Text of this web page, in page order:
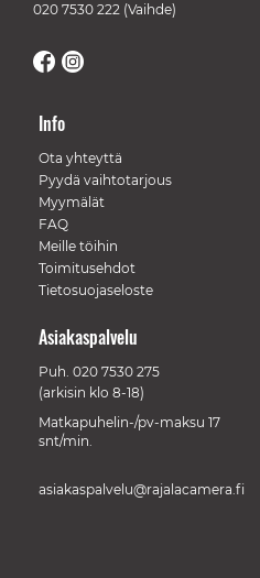
020 7530 222 (Vaihde)
Info
Ota yhteyttä
Pyydä vaihtotarjous
Myymälät
FAQ
Meille töihin
Toimitusehdot
Tietosuojaseloste
Asiakaspalvelu
Puh. 020 7530 275
(arkisin klo 8-18)
Matkapuhelin-/pv-maksu 17
snt/min.
asiakaspalvelu@rajalacamera.fi